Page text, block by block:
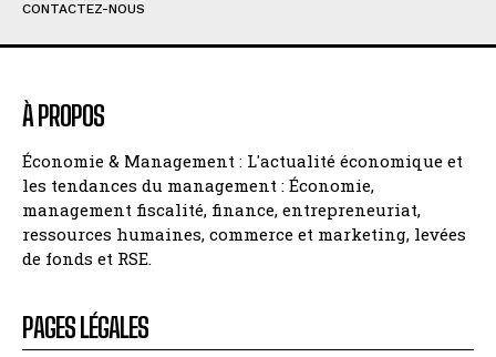
CONTACTEZ-NOUS
À PROPOS
Économie & Management : L'actualité économique et
les tendances du management : Économie,
management fiscalité, finance, entrepreneuriat,
ressources humaines, commerce et marketing, levées
de fonds et RSE.
PAGES LÉGALES